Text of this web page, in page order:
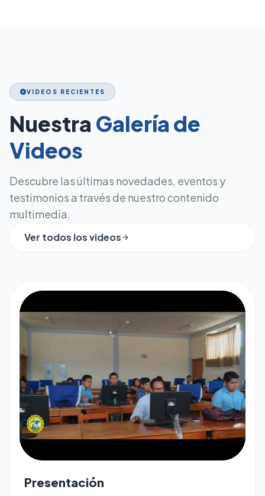
play_circleVIDEOS RECIENTES
Nuestra Galería de
Videos
Descubre las últimas novedades, eventos y
testimonios a través de nuestro contenido
multimedia.
Ver todos los videos arrow_forward
play_arrow
Presentación